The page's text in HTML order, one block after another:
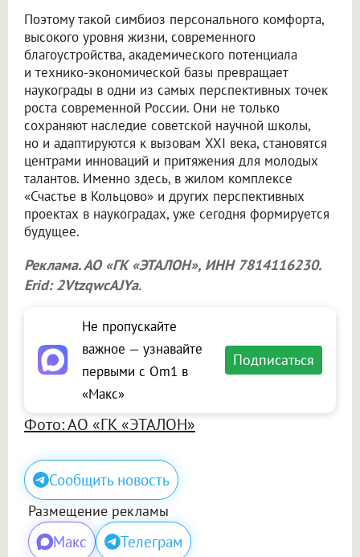
Поэтому такой симбиоз персонального комфорта,
высокого уровня жизни, современного
благоустройства, академического потенциала
и технико-экономической базы превращает
наукограды в одни из самых перспективных точек
роста современной России. Они не только
сохраняют наследие советской научной школы,
но и адаптируются к вызовам XXI века, становятся
центрами инноваций и притяжения для молодых
талантов. Именно здесь, в жилом комплексе
«Счастье в Кольцово» и других перспективных
проектах в наукоградах, уже сегодня формируется
будущее.
Реклама. АО «ГК «ЭТАЛОН», ИНН 7814116230.
Erid: 2VtzqwcAJYa.
Не пропускайте
важное — узнавайте
первыми с Om1 в
«Макс»
Подписаться
Фото: АО «ГК «ЭТАЛОН»
Сообщить новость
Размещение рекламы
Макс Телеграм